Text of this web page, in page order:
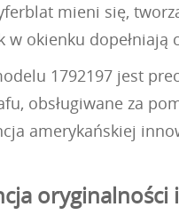
mieni się,
w okienku dopełniają
1792197 jest
obsługiwane za
amerykańskiej
oryginalności